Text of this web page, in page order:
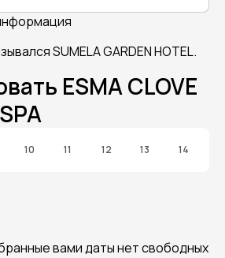
SUMELA GARDEN HOTEL.
ESMA CLOVE
10 11 12 13 14
вами даты нет свободных